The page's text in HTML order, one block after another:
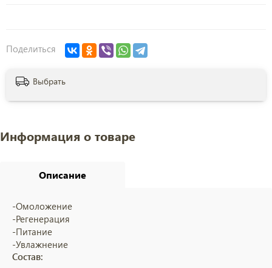
Поделиться
Выбрать
Информация о товаре
Описание
-Омоложение
-Регенерация
-Питание
-Увлажнение
Состав: